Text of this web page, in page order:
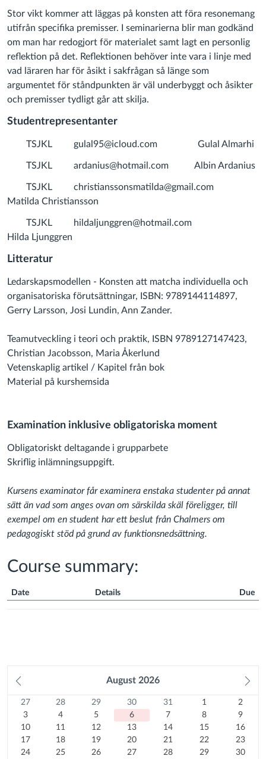
Stor vikt kommer att läggas på konsten att föra resonemang
utifrån specifika premisser. I seminarierna blir man godkänd
om man har redogjort för materialet samt lagt en personlig
reflektion på det. Reflektionen behöver inte vara i linje med
vad läraren har för åsikt i sakfrågan så länge som
argumentet för ståndpunkten är väl underbyggt och åsikter
och premisser tydligt går att skilja.
Studentrepresentanter
TSJKL gulal95@icloud.com Gulal Almarhi
TSJKL ardanius@hotmail.com Albin Ardanius
TSJKL
christianssonsmatilda@gmail.com
Matilda Christiansson
TSJKL
hildaljunggren@hotmail.com
Hilda Ljunggren
Litteratur
Ledarskapsmodellen - Konsten att matcha individuella och
organisatoriska förutsättningar, ISBN: 9789144114897,
Gerry Larsson, Josi Lundin, Ann Zander.
Teamutveckling i teori och praktik, ISBN 9789127147423,
Christian Jacobsson, Maria Åkerlund
Vetenskaplig artikel / Kapitel från bok
Material på kurshemsida
Examination inklusive obligatoriska moment
Obligatoriskt deltagande i grupparbete
Skriflig inlämningsuppgift.
Kursens examinator får examinera enstaka studenter på annat
sätt än vad som anges ovan om särskilda skäl föreligger, till
exempel om en student har ett beslut från Chalmers om
pedagogiskt stöd på grund av funktionsnedsättning.
Course summary:
Date Details Due
August 2026
Calendar
Sunday MondayTuesdayWednesdayThursdayFriday
27
July
2026
27
Previous
month
28
July
2026
28
Previous
month
29
July
2026
29
Previous
month
30
July
2026
30
Previous
month
31
July
2026
31
Previous
month
1
August
2026
1
2
August
2026
2
3
August
2026
3
4
August
2026
4
5
August
2026
5
6
August
2026
6
Today
7
August
2026
7
8
August
2026
8
9
August
2026
9
10
August
2026
10
11
August
2026
11
12
August
2026
12
13
August
2026
13
14
August
2026
14
15
August
2026
15
16
August
2026
16
17
August
17
18
August
18
19
August
19
20
August
20
21
August
21
22
August
22
23
August
23
24
24 25
25 26
26 27
27 28
28 29
29 30
30